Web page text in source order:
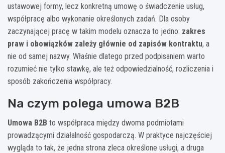
ustawowej formy, lecz konkretną umowę o świadczenie usług,
współpracę albo wykonanie określonych zadań. Dla osoby
zaczynającej pracę w takim modelu oznacza to jedno: zakres
praw i obowiązków zależy głównie od zapisów kontraktu, a
nie od samej nazwy. Właśnie dlatego przed podpisaniem warto
rozumieć nie tylko stawkę, ale też odpowiedzialność, rozliczenia i
sposób zakończenia współpracy.
Na czym polega umowa B2B
Umowa B2B to współpraca między dwoma podmiotami
prowadzącymi działalność gospodarczą. W praktyce najczęściej
wygląda to tak, że jedna strona zleca określone usługi, a druga